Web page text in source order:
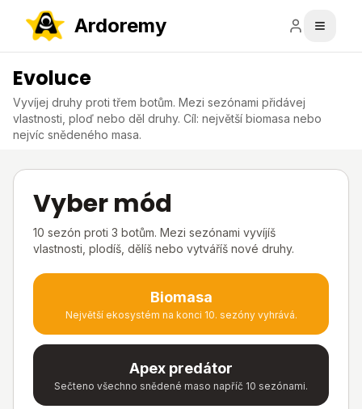
Ardoremy
Evoluce
Vyvíjej druhy proti třem botům. Mezi sezónami přidávej
vlastnosti, ploď nebo děl druhy. Cíl: největší biomasa nebo
nejvíc snědeného masa.
Vyber mód
10 sezón proti 3 botům. Mezi sezónami vyvíjíš
vlastnosti, plodíš, dělíš nebo vytváříš nové druhy.
Biomasa
Největší ekosystém na konci 10. sezóny vyhrává.
Apex predátor
Sečteno všechno snědené maso napříč 10 sezónami.